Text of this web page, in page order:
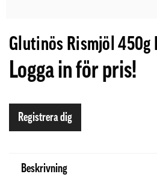
Glutinös Rismjöl 450g
Logga in för pris!
Registrera dig
Beskrivning